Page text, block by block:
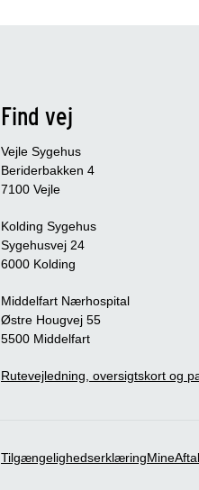
Find vej
Vejle Sygehus
Beriderbakken 4
7100 Vejle
Kolding Sygehus
Sygehusvej 24
6000 Kolding
Middelfart Nærhospital
Østre Hougvej 55
5500 Middelfart
Rutevejledning, oversigtskort og
Tilgængelighedserklæring